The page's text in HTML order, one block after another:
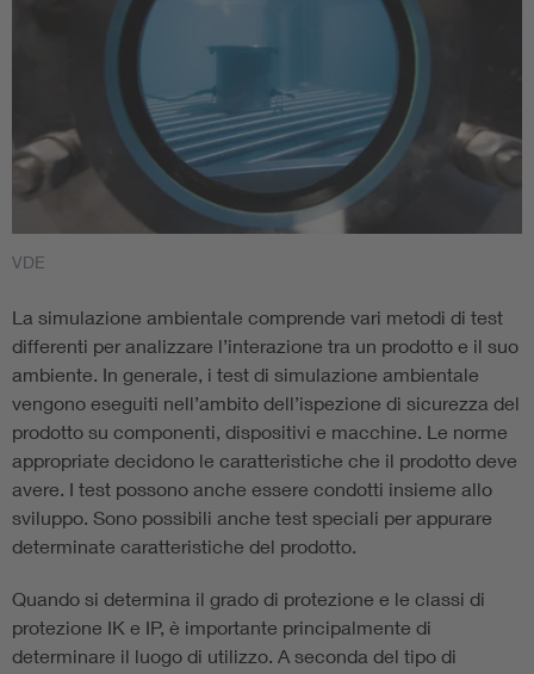
VDE
La simulazione ambientale comprende vari metodi di test
differenti per analizzare l’interazione tra un prodotto e il suo
ambiente. In generale, i test di simulazione ambientale
vengono eseguiti nell’ambito dell’ispezione di sicurezza del
prodotto su componenti, dispositivi e macchine. Le norme
appropriate decidono le caratteristiche che il prodotto deve
avere. I test possono anche essere condotti insieme allo
sviluppo. Sono possibili anche test speciali per appurare
determinate caratteristiche del prodotto.
Quando si determina il grado di protezione e le classi di
protezione IK e IP, è importante principalmente di
determinare il luogo di utilizzo. A seconda del tipo di